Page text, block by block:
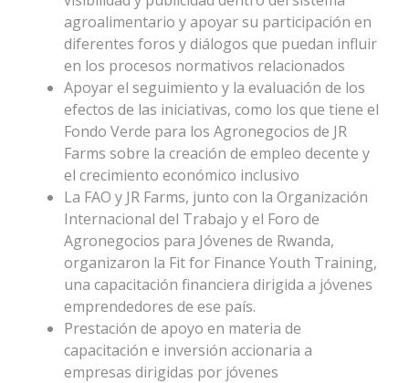
agroalimentario y apoyar su participación en
diferentes foros y diálogos que puedan influir
en los procesos normativos relacionados
Apoyar el seguimiento y la evaluación de los
efectos de las iniciativas, como los que tiene el
Fondo Verde para los Agronegocios de JR
Farms sobre la creación de empleo decente y
el crecimiento económico inclusivo
La FAO y JR Farms, junto con la Organización
Internacional del Trabajo y el Foro de
Agronegocios para Jóvenes de Rwanda,
organizaron la Fit for Finance Youth Training,
una capacitación financiera dirigida a jóvenes
emprendedores de ese país.
Prestación de apoyo en materia de
capacitación e inversión accionaria a
empresas dirigidas por jóvenes